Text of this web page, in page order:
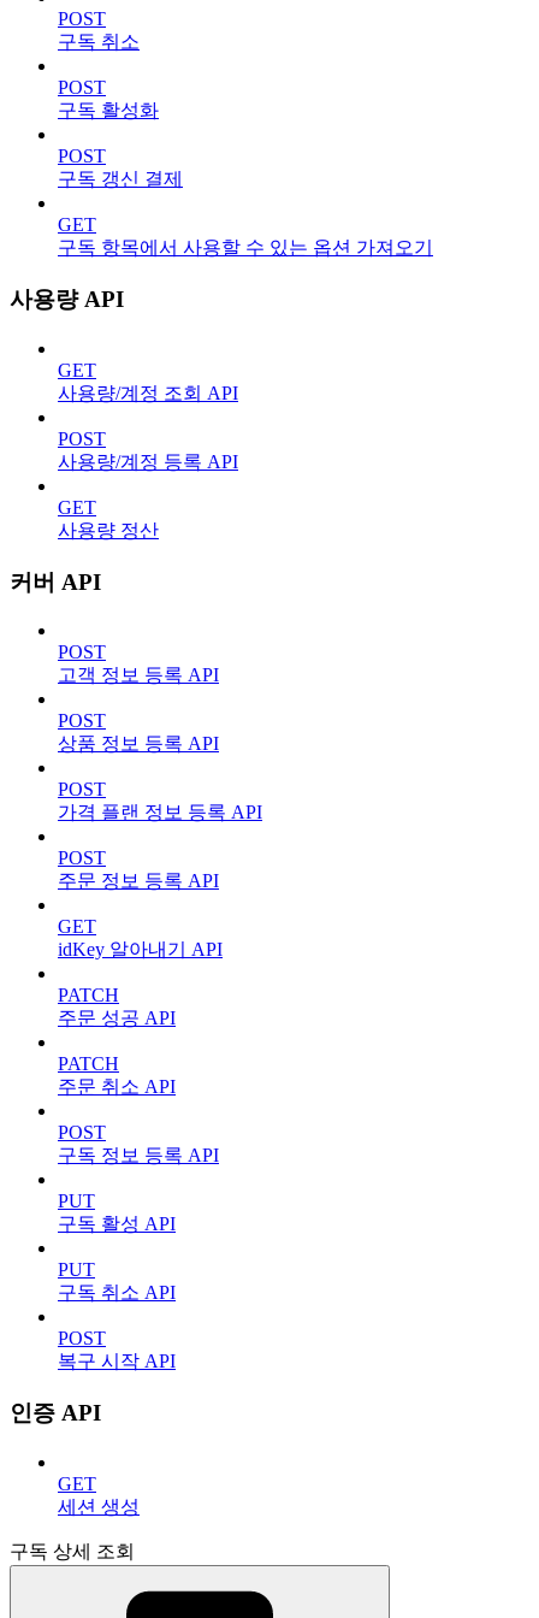
POST
구독 취소
POST
구독 활성화
POST
구독 갱신 결제
GET
구독 항목에서 사용할 수 있는 옵션 가져오기
사용량 API
GET
사용량/계정 조회 API
POST
사용량/계정 등록 API
GET
사용량 정산
커버 API
POST
고객 정보 등록 API
POST
상품 정보 등록 API
POST
가격 플랜 정보 등록 API
POST
주문 정보 등록 API
GET
idKey 알아내기 API
PATCH
주문 성공 API
PATCH
주문 취소 API
POST
구독 정보 등록 API
PUT
구독 활성 API
PUT
구독 취소 API
POST
복구 시작 API
인증 API
GET
세션 생성
구독 상세 조회